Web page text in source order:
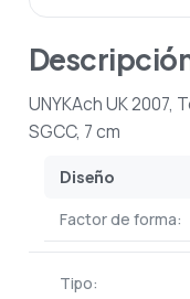
UNYKAch UK 2007,
SGCC, 7 cm
Diseño
Factor de forma:
Tipo: